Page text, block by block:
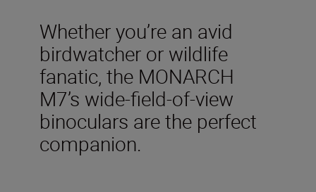
Whether you’re an avid
birdwatcher or wildlife
fanatic, the MONARCH
M7’s wide-field-of-view
binoculars are the perfect
companion.